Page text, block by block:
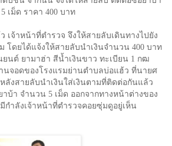
5 เม็ด ราคา 400 บาท
เจ้าหน้าที่ตำรวจ จึงให้สายลับเดินทางไปยัง
โดยได้แจ้งให้สายลับนำเงินจำนวน 400 บาท
นต์ ยามาฮ่า สีน้ำเงินขาว ทะเบียน 1 กฒ
นจอดของโรงแรมย่านตำบลบ่อแฮ้ว ที่นายศ
ลังสายลับนำเงินใส่เงินตามที่ติดต่อกันแล้ว
าบ้า จำนวน 5 เม็ด ออกจากทางหน้าต่างของ
กำลังเจ้าหน้าที่ตำรวจคอยซุ่มดูอยู่เห็น